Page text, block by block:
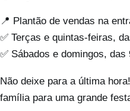
📍 Plantão de vendas na
✅ Terças e quintas-feiras,
✅ Sábados e domingos, das
Não deixe para a última
família para uma grande